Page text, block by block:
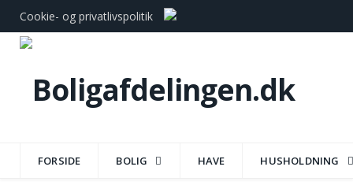
Cookie- og privatlivspolitik
FORSIDE BOLIG HAVE HUSHOLDNING